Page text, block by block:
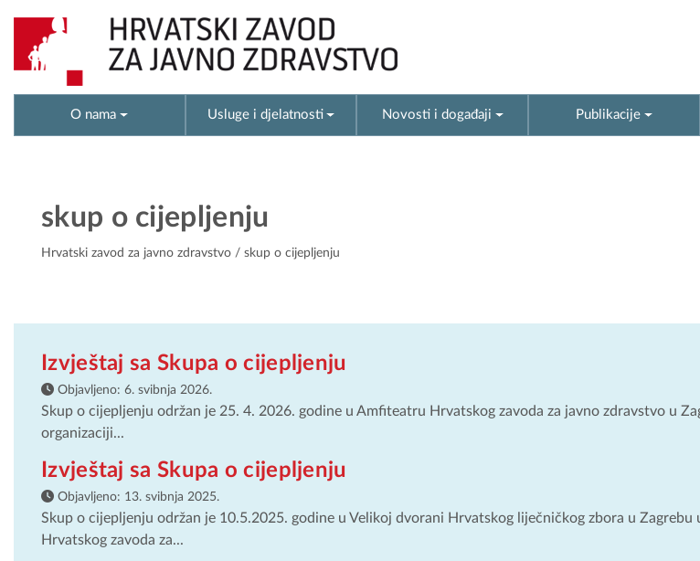
O nama Usluge i djelatnosti Novosti i događaji Publikacije
skup o cijepljenju
Hrvatski zavod za javno zdravstvo / skup o cijepljenju
Izvještaj sa Skupa o cijepljenju
Objavljeno: 6. svibnja 2026.
Skup o cijepljenju održan je 25. 4. 2026. godine u Amfiteatru Hrvatskog zavoda za javno zdravstvo u
organizaciji...
Izvještaj sa Skupa o cijepljenju
Objavljeno: 13. svibnja 2025.
Skup o cijepljenju održan je 10.5.2025. godine u Velikoj dvorani Hrvatskog liječničkog zbora u Zagrebu
Hrvatskog zavoda za...